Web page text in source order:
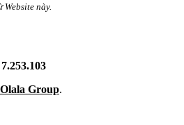
này.
Group.